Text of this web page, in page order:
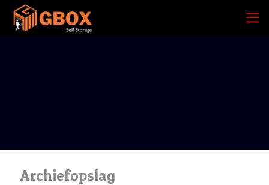
Archiefopslag